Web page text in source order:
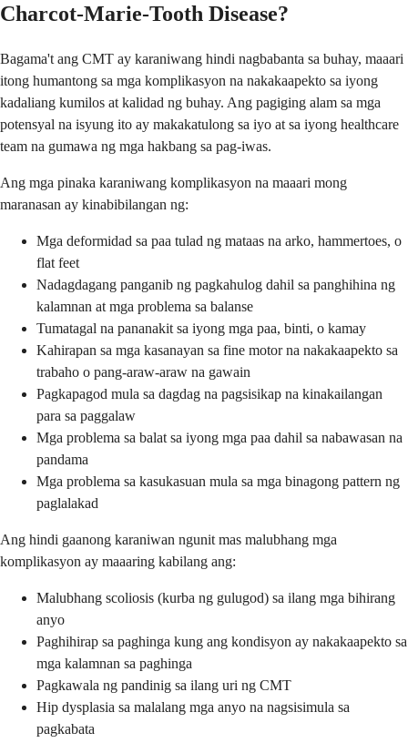
Charcot-Marie-Tooth Disease?
Bagama't ang CMT ay karaniwang hindi nagbabanta sa buhay, maaari
itong humantong sa mga komplikasyon na nakakaapekto sa iyong
kadaliang kumilos at kalidad ng buhay. Ang pagiging alam sa mga
potensyal na isyung ito ay makakatulong sa iyo at sa iyong healthcare
team na gumawa ng mga hakbang sa pag-iwas.
Ang mga pinaka karaniwang komplikasyon na maaari mong
maranasan ay kinabibilangan ng:
Mga deformidad sa paa tulad ng mataas na arko, hammertoes, o
flat feet
Nadagdagang panganib ng pagkahulog dahil sa panghihina ng
kalamnan at mga problema sa balanse
Tumatagal na pananakit sa iyong mga paa, binti, o kamay
Kahirapan sa mga kasanayan sa fine motor na nakakaapekto sa
trabaho o pang-araw-araw na gawain
Pagkapagod mula sa dagdag na pagsisikap na kinakailangan
para sa paggalaw
Mga problema sa balat sa iyong mga paa dahil sa nabawasan na
pandama
Mga problema sa kasukasuan mula sa mga binagong pattern ng
paglalakad
Ang hindi gaanong karaniwan ngunit mas malubhang mga
komplikasyon ay maaaring kabilang ang:
Malubhang scoliosis (kurba ng gulugod) sa ilang mga bihirang
anyo
Paghihirap sa paghinga kung ang kondisyon ay nakakaapekto sa
mga kalamnan sa paghinga
Pagkawala ng pandinig sa ilang uri ng CMT
Hip dysplasia sa malalang mga anyo na nagsisimula sa
pagkabata